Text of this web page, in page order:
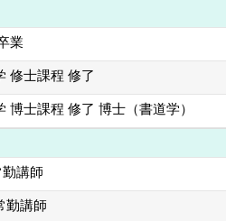
業
修士課程 修了
士課程 修了 博士（書道学）
講師
勤講師